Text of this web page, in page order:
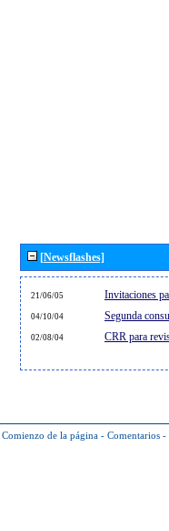
[Newsflashes]
21/06/05 Invitaciones
04/10/04 Segunda
02/08/04 CRR para
Comienzo de la página - Comentarios -